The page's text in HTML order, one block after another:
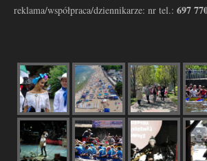
reklama/współpraca/dziennikarze: nr tel.: 697